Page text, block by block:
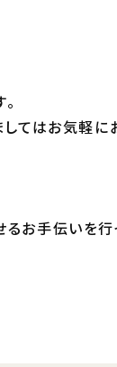
てはお気軽に
お手伝いを行